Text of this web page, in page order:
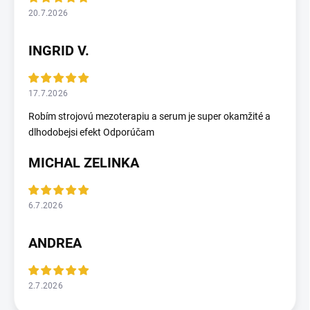
20.7.2026
INGRID V.
17.7.2026
Robím strojovú mezoterapiu a serum je super okamžité a
dlhodobejsi efekt Odporúčam
MICHAL ZELINKA
6.7.2026
ANDREA
2.7.2026